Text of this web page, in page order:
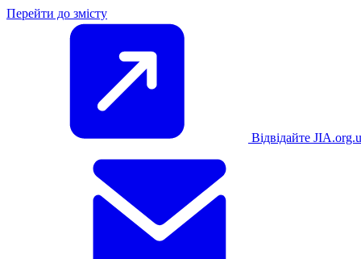
Перейти до змісту
Відвідайте